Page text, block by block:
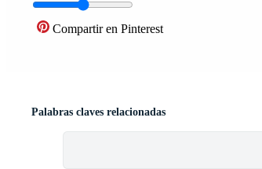
Compartir en Pinterest
Palabras claves relacionadas